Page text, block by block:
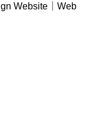
Website｜Web